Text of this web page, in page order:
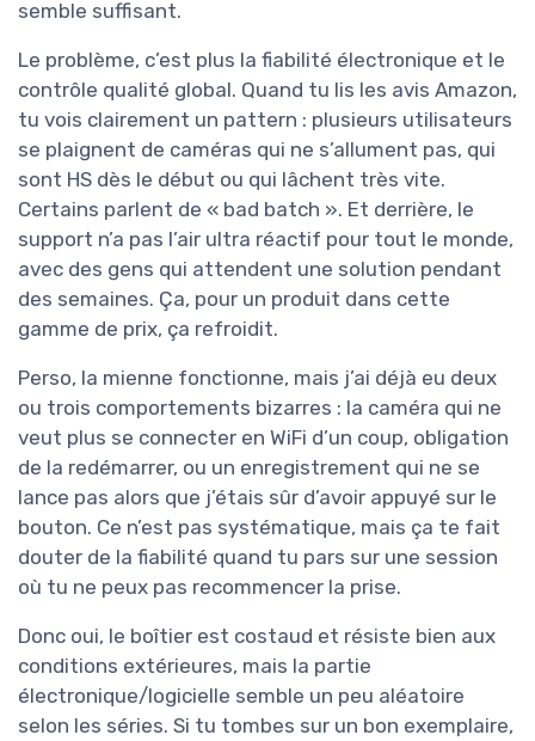
semble suffisant.
Le problème, c’est plus la fiabilité électronique et le
contrôle qualité global. Quand tu lis les avis Amazon,
tu vois clairement un pattern : plusieurs utilisateurs
se plaignent de caméras qui ne s’allument pas, qui
sont HS dès le début ou qui lâchent très vite.
Certains parlent de « bad batch ». Et derrière, le
support n’a pas l’air ultra réactif pour tout le monde,
avec des gens qui attendent une solution pendant
des semaines. Ça, pour un produit dans cette
gamme de prix, ça refroidit.
Perso, la mienne fonctionne, mais j’ai déjà eu deux
ou trois comportements bizarres : la caméra qui ne
veut plus se connecter en WiFi d’un coup, obligation
de la redémarrer, ou un enregistrement qui ne se
lance pas alors que j’étais sûr d’avoir appuyé sur le
bouton. Ce n’est pas systématique, mais ça te fait
douter de la fiabilité quand tu pars sur une session
où tu ne peux pas recommencer la prise.
Donc oui, le boîtier est costaud et résiste bien aux
conditions extérieures, mais la partie
électronique/logicielle semble un peu aléatoire
selon les séries. Si tu tombes sur un bon exemplaire,